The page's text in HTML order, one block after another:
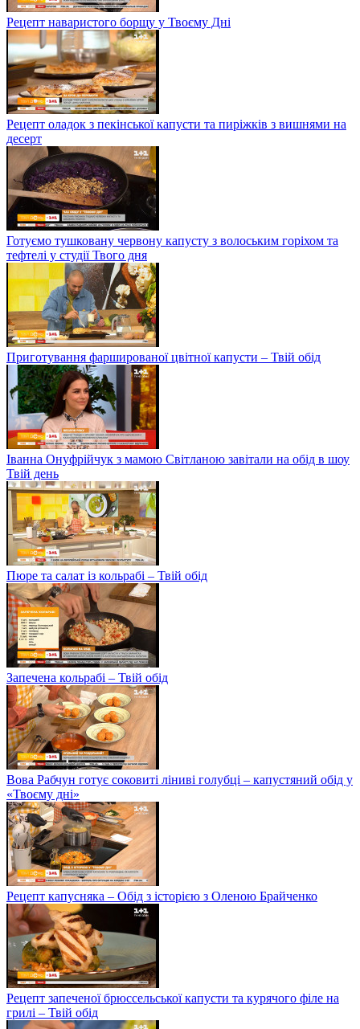
Рецепт наваристого борщу у Твоєму Дні
Рецепт оладок з пекінської капусти та пиріжків з вишнями на
десерт
Готуємо тушковану червону капусту з волоським горіхом та
тефтелі у студії Твого дня
Приготування фаршированої цвітної капусти – Твій обід
Іванна Онуфрійчук з мамою Світланою завітали на обід в шоу
Твій день
Пюре та салат із кольрабі – Твій обід
Запечена кольрабі – Твій обід
Вова Рабчун готує соковиті ліниві голубці – капустяний обід у
«Твоєму дні»
Рецепт капусняка – Обід з історією з Оленою Брайченко
Рецепт запеченої брюссельської капусти та курячого філе на
грилі – Твій обід